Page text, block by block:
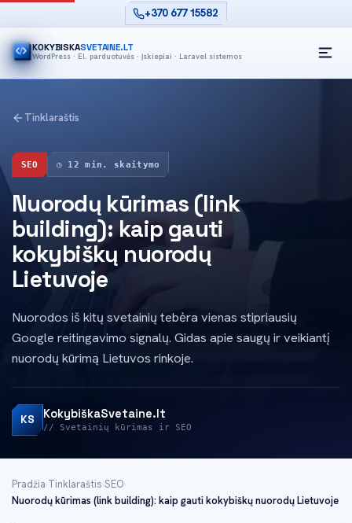
+370 677 15582
KOKYBISKASVETAINE.LT
WordPress · El. parduotuvės · Įskiepiai · Laravel sistemos
Tinklaraštis
SEO ◷ 12 min. skaitymo
Nuorodų kūrimas (link
building): kaip gauti
kokybiškų nuorodų
Lietuvoje
Nuorodos iš kitų svetainių tebėra vienas stipriausių
Google reitingavimo signalų. Gidas apie saugų ir veikiantį
nuorodų kūrimą Lietuvos rinkoje.
KS KokybiškaSvetaine.lt
// Svetainių kūrimas ir SEO
Pradžia Tinklaraštis SEO
Nuorodų kūrimas (link building): kaip gauti kokybiškų nuorodų Lietuvoje